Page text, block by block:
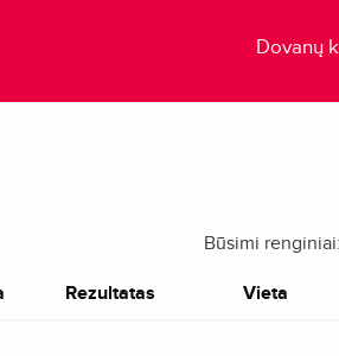
Dovanų
Būsimi
Rezultatas Vieta